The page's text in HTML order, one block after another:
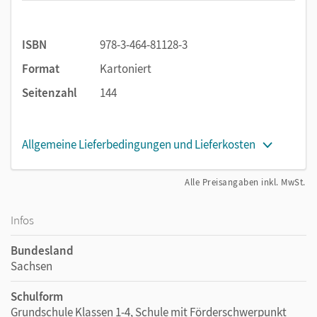
Arithmetik, Geometrie, Größen sowie Daten, Häufigkeit und
Wahrscheinlichkeit werden in den
lehrplanadäquat und kindgerecht aufbereitet. Das
wechselseitigen Beziehungen zwischen diesen
Lernbereichen bewusst gemacht.
Inhaltliche Schwerpunkte im Schulbuch für die Klasse 1:
Addieren und Subtrahieren
Die Größen Geld, Länge und Zeit
Geometrie
ISBN
978-3-464-81128-3
Format
Kartoniert
Seitenzahl
144
Allgemeine Lieferbedingungen und Lieferkosten
Alle Preisangaben inkl. MwSt.
Infos
Bundesland
Sachsen
Schulform
Grundschule Klassen 1-4, Schule mit Förderschwerpunkt